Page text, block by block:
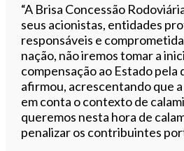
“A Brisa Concessão
seus acionistas, entidades
responsáveis e
nação, não iremos tomar a
compensação ao Estado pela
afirmou, acrescentando que
em conta o contexto de
queremos nesta hora de
penalizar os contribuintes